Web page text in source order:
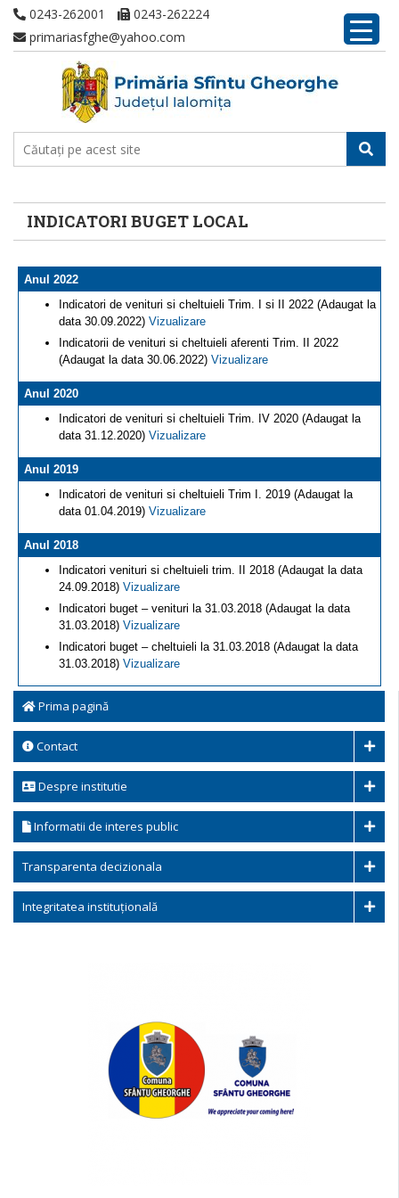
0243-262001
0243-262224
primariasfghe@yahoo.com
INDICATORI BUGET LOCAL
Prima pagină
Contact
Despre institutie
Informatii de interes public
Transparenta decizionala
Integritatea instituțională
Anul 2022
Indicatori de venituri si cheltuieli Trim. I si II 2022 (Adaugat la
data 30.09.2022) Vizualizare
Indicatorii de venituri si cheltuieli aferenti Trim. II 2022
(Adaugat la data 30.06.2022) Vizualizare
Anul 2020
Indicatori de venituri si cheltuieli Trim. IV 2020 (Adaugat la
data 31.12.2020) Vizualizare
Anul 2019
Indicatori de venituri si cheltuieli Trim I. 2019 (Adaugat la
data 01.04.2019) Vizualizare
Anul 2018
Indicatori venituri si cheltuieli trim. II 2018 (Adaugat la data
24.09.2018) Vizualizare
Indicatori buget – venituri la 31.03.2018 (Adaugat la data
31.03.2018) Vizualizare
Indicatori buget – cheltuieli la 31.03.2018 (Adaugat la data
31.03.2018) Vizualizare